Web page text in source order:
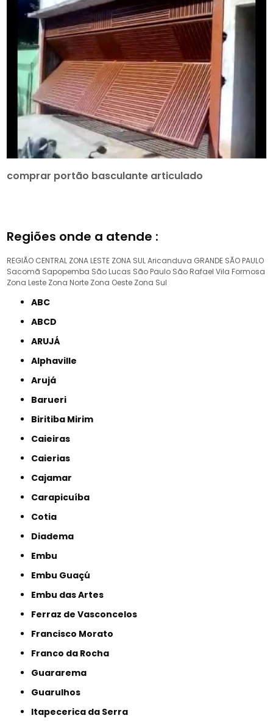
comprar portão basculante articulado
Regiões onde a atende :
REGIÃO CENTRAL ZONA LESTE ZONA SULAricanduva GRANDE SÃO PAULO
Sacomã Sapopemba São Lucas São Paulo São Rafael Vila Formosa
Zona Leste Zona Norte Zona Oeste Zona Sul
ABC
ABCD
ARUJÁ
Alphaville
Arujá
Barueri
Biritiba Mirim
Caieiras
Caierias
Cajamar
Carapicuíba
Cotia
Diadema
Embu
Embu Guaçú
Embu das Artes
Ferraz de Vasconcelos
Francisco Morato
Franco da Rocha
Guararema
Guarulhos
Itapecerica da Serra